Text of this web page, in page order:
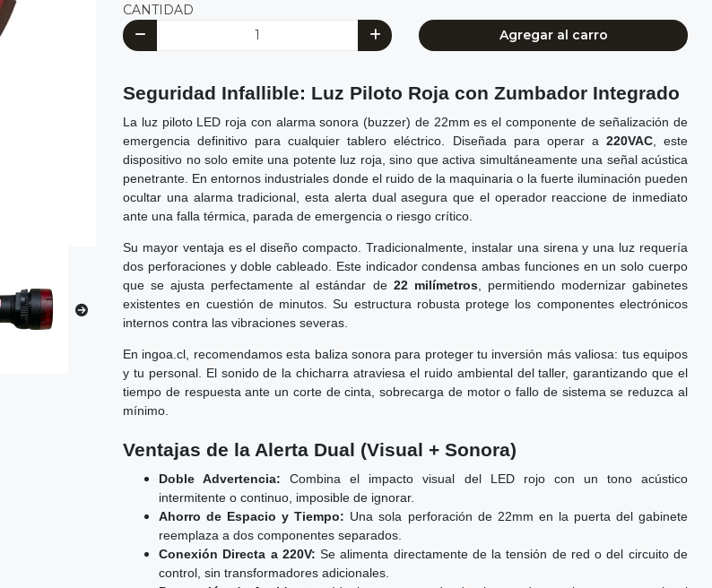
CANTIDAD
Agregar al carro
Seguridad Infallible: Luz Piloto Roja con Zumbador Integrado
La luz piloto LED roja con alarma sonora (buzzer) de 22mm es el componente de señalización de
emergencia definitivo para cualquier tablero eléctrico. Diseñada para operar a 220VAC, este
dispositivo no solo emite una potente luz roja, sino que activa simultáneamente una señal acústica
penetrante. En entornos industriales donde el ruido de la maquinaria o la fuerte iluminación pueden
ocultar una alarma tradicional, esta alerta dual asegura que el operador reaccione de inmediato
ante una falla térmica, parada de emergencia o riesgo crítico.
Su mayor ventaja es el diseño compacto. Tradicionalmente, instalar una sirena y una luz requería
dos perforaciones y doble cableado. Este indicador condensa ambas funciones en un solo cuerpo
que se ajusta perfectamente al estándar de 22 milímetros, permitiendo modernizar gabinetes
existentes en cuestión de minutos. Su estructura robusta protege los componentes electrónicos
internos contra las vibraciones severas.
En ingoa.cl, recomendamos esta baliza sonora para proteger tu inversión más valiosa: tus equipos
y tu personal. El sonido de la chicharra atraviesa el ruido ambiental del taller, garantizando que el
tiempo de respuesta ante un corte de cinta, sobrecarga de motor o fallo de sistema se reduzca al
mínimo.
Ventajas de la Alerta Dual (Visual + Sonora)
Doble Advertencia: Combina el impacto visual del LED rojo con un tono acústico
intermitente o continuo, imposible de ignorar.
Ahorro de Espacio y Tiempo: Una sola perforación de 22mm en la puerta del gabinete
reemplaza a dos componentes separados.
Conexión Directa a 220V: Se alimenta directamente de la tensión de red o del circuito de
control, sin transformadores adicionales.